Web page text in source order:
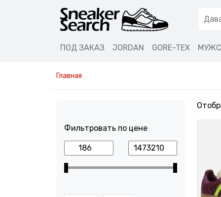
ПОД ЗАКАЗ JORDAN GORE-TEX
Главная
Фильтровать по цене